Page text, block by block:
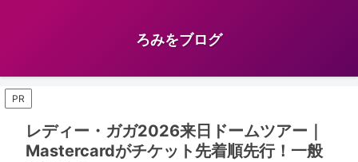
ろみをブログ
PR
レディー・ガガ2026来日ドームツアー｜
Mastercardがチケット先着順先行！一般